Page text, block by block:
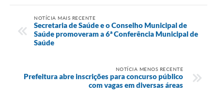
NOTÍCIA MAIS RECENTE
Secretaria de Saúde e o Conselho Municipal de
Saúde promoveram a 6ª Conferência Municipal de
Saúde
NOTÍCIA MENOS RECENTE
Prefeitura abre inscrições para concurso público
com vagas em diversas áreas